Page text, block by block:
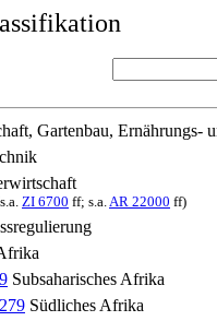
Gartenbau, Ernährungs-
ZI 6700 ff; s.a.AR 22000 ff)
Subsaharisches Afrika
Südliches Afrika